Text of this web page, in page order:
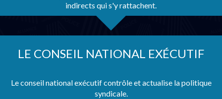
indirects qui s'y rattachent.
LE CONSEIL NATIONAL EXÉCUTIF
Le conseil national exécutif contrôle et actualise la politique
syndicale.